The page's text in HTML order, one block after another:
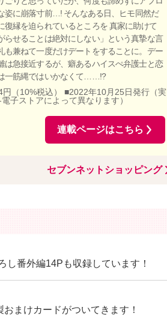
姿に崩落寸前…! そんなある日、ヒモ同然だ
復縁を迫られているところを 真家に助けて
らせることは絶対にしない」という真摯な言
も兼ねて一度だけデートをすることに。デー
は急接近するが、癖あるハイスぺ弁護士と恋
一筋縄ではいかなくて……!?
（10%税込） ■2022年10月25日発行（実
子ストアによって異なります）
連載ページはこちら
セブンネットショッピング
番外編14Pも収録しています！
まけカードがついてきます！